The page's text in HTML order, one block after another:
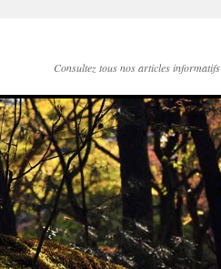
Consultez tous nos articles informatifs